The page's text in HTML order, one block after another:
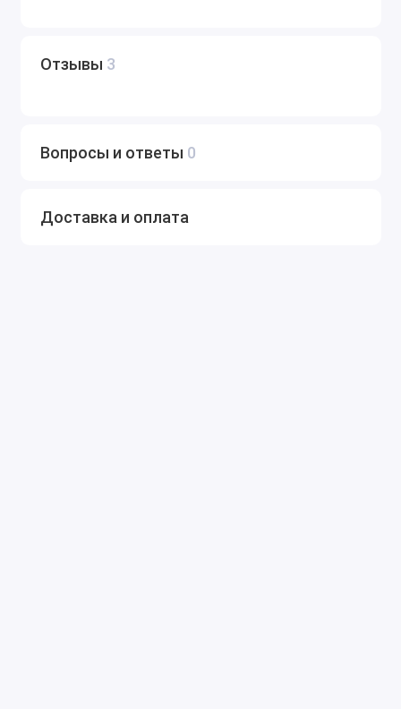
Отзывы 3
Вопросы и ответы 0
Доставка и оплата